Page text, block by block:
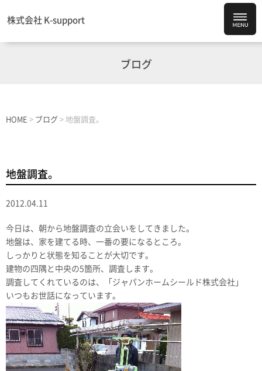
株式会社 K-support
ブログ
HOME > ブログ > 地盤調査。
地盤調査。
2012.04.11
今日は、朝から地盤調査の立会いをしてきました。
地盤は、家を建てる時、一番の要になるところ。
しっかりと状態を知ることが大切です。
建物の四隅と中央の5箇所、調査します。
調査してくれているのは、
「ジャパンホームシールド株式会社」
いつもお世話になっています。